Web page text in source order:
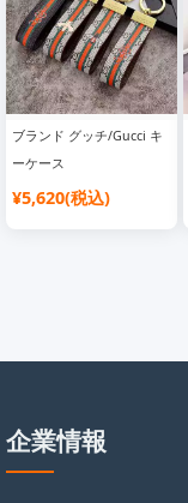
ブランド グッチ/Gucci キ
ーケース
¥5,620(税込)
企業情報